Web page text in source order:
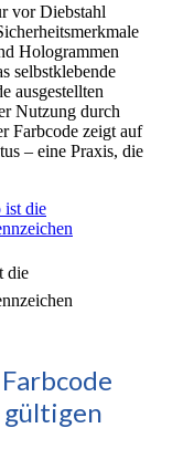
vor Diebstahl
Hologrammen
selbstklebende
ausgestellten
Nutzung durch
Farbcode zeigt auf
– eine Praxis, die
die
gültigen